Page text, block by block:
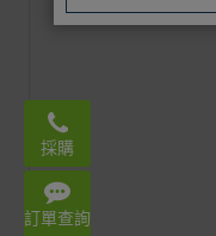
採購
訂單查詢